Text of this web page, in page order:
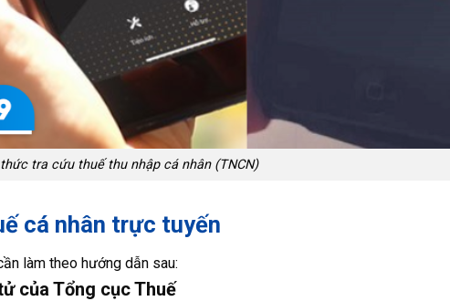
tra cứu thuế thu nhập cá nhân (TNCN)
cá nhân trực tuyến
làm theo hướng dẫn sau:
của Tổng cục Thuế